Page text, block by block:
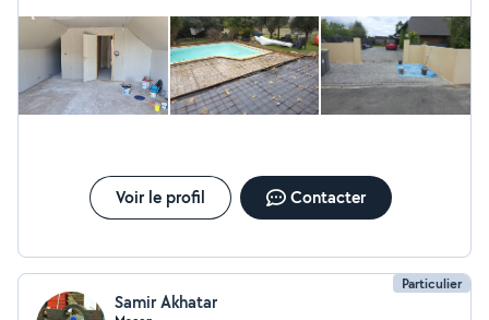
Voir le profil Contacter
Particulier
Samir Akhatar